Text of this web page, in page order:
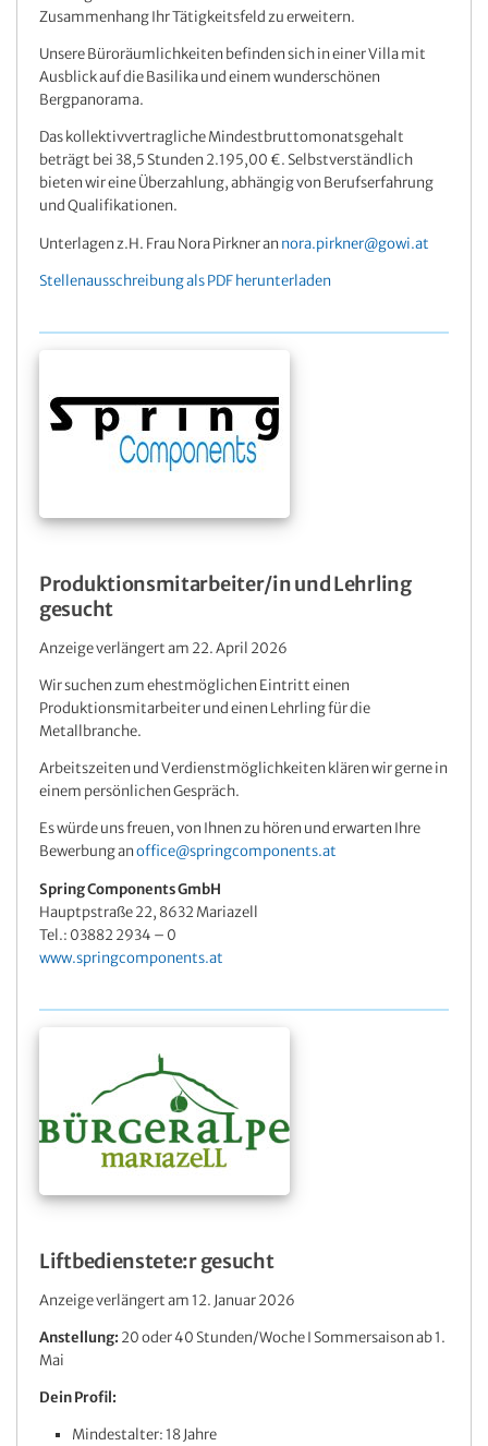
Zusammenhang Ihr Tätigkeitsfeld zu erweitern.
Unsere Büroräumlichkeiten befinden sich in einer Villa mit
Ausblick auf die Basilika und einem wunderschönen
Bergpanorama.
Das kollektivvertragliche Mindestbruttomonatsgehalt
beträgt bei 38,5 Stunden 2.195,00 €. Selbstverständlich
bieten wir eine Überzahlung, abhängig von Berufserfahrung
und Qualifikationen.
Unterlagen z.H. Frau Nora Pirkner an nora.pirkner@gowi.at
Stellenausschreibung als PDF herunterladen
Produktionsmitarbeiter/in und Lehrling
gesucht
Anzeige verlängert am 22. April 2026
Wir suchen zum ehestmöglichen Eintritt einen
Produktionsmitarbeiter und einen Lehrling für die
Metallbranche.
Arbeitszeiten und Verdienstmöglichkeiten klären wir gerne in
einem persönlichen Gespräch.
Es würde uns freuen, von Ihnen zu hören und erwarten Ihre
Bewerbung anoffice@springcomponents.at
Spring Components GmbH
Hauptpstraße 22, 8632 Mariazell
Tel.: 03882 2934 – 0
www.springcomponents.at
Liftbedienstete:r gesucht
Anzeige verlängert am 12. Januar 2026
Anstellung: 20 oder 40 Stunden/Woche I Sommersaison ab 1.
Mai
Dein Profil:
Mindestalter: 18 Jahre